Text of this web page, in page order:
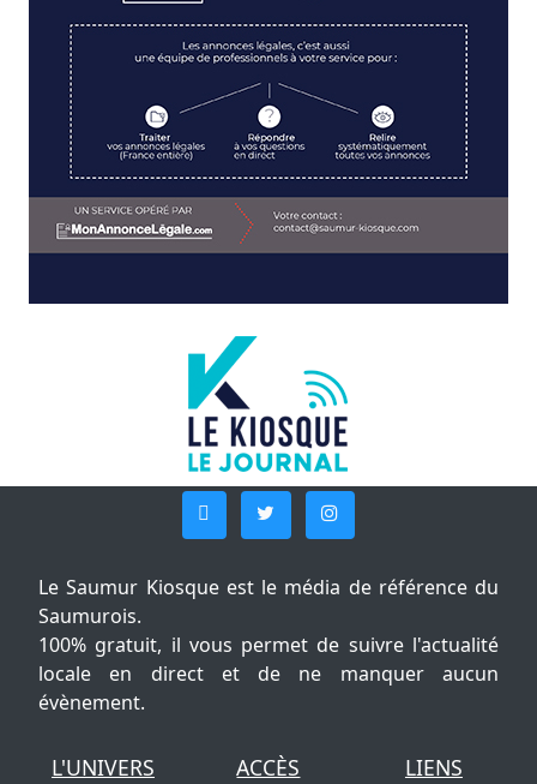
Le Saumur Kiosque est le média de référence du
Saumurois.
100% gratuit, il vous permet de suivre l'actualité
locale en direct et de ne manquer aucun
évènement.
L'UNIVERS
ACCÈS
LIENS